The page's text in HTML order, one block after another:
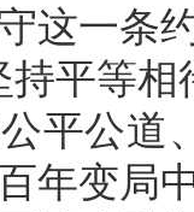
这一条
持平等
平公道
年变局